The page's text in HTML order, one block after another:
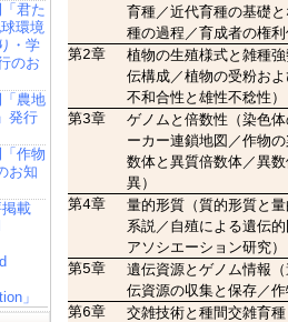
君た
環境
・学
のお
農地
発行
作物
お知
載
」
育種／近代育種の基礎
種の過程／育成者の権
第2章
植物の生殖様式と雑種
伝構成／植物の受粉お
不和合性と雄性不稔性）
第3章
ゲノムと倍数性（染色
ーカー連鎖地図／作物
数体と異質倍数体／異
異）
第4章
量的形質（質的形質と
系説／自殖による遺伝
アソシエーション研究）
第5章
遺伝資源とゲノム情報
伝資源の収集と保存／
第6章
交雑技術と種間交雑育